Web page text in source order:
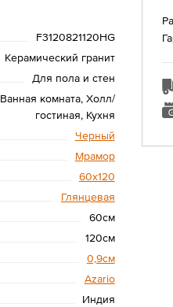
F3120821120HG
Керамический гранит
Для пола и стен
Ванная комната, Холл/
гостиная, Кухня
Черный
Мрамор
60х120
Глянцевая
60см
120см
0,9см
Azario
Индия